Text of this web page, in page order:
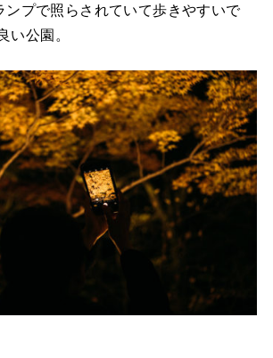
ンプで照らされていて歩きやすいで
い公園。